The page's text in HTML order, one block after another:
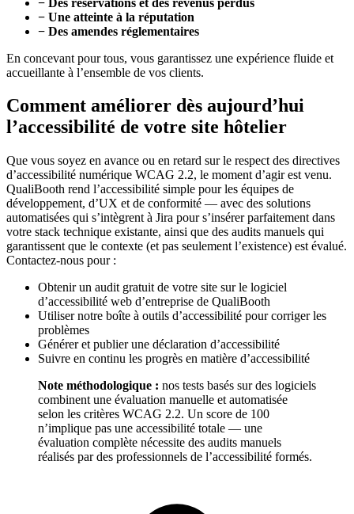
− Une atteinte à la réputation
− Des amendes réglementaires
En concevant pour tous, vous garantissez une expérience fluide et
accueillante à l’ensemble de vos clients.
Comment améliorer dès aujourd’hui
l’accessibilité de votre site hôtelier
Que vous soyez en avance ou en retard sur le respect des directives
d’accessibilité numérique WCAG 2.2, le moment d’agir est venu.
QualiBooth rend l’accessibilité simple pour les équipes de
développement, d’UX et de conformité — avec des solutions
automatisées qui s’intègrent à Jira pour s’insérer parfaitement dans
votre stack technique existante, ainsi que des audits manuels qui
garantissent que le contexte (et pas seulement l’existence) est évalué.
Contactez-nous pour :
Obtenir un audit gratuit de votre site sur le logiciel
d’accessibilité web d’entreprise de QualiBooth
Utiliser notre boîte à outils d’accessibilité pour corriger les
problèmes
Générer et publier une déclaration d’accessibilité
Suivre en continu les progrès en matière d’accessibilité
Note méthodologique : nos tests basés sur des logiciels
combinent une évaluation manuelle et automatisée
selon les critères WCAG 2.2. Un score de 100
n’implique pas une accessibilité totale — une
évaluation complète nécessite des audits manuels
réalisés par des professionnels de l’accessibilité formés.